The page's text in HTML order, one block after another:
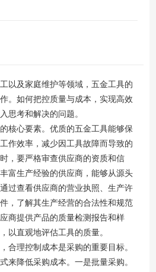
以及家庭维护等领域，五金工具的
。如何把控质量与成本，实现高效
思考和解决的问题。
核心要素。优质的五金工具能够保
作效率，减少因工具故障而导致的
，要严格审查供应商的资质和信
富生产经验的供应商，能够从源头
过查看供应商的营业执照、生产许
，了解其生产经营的合法性和规范
商提供产品的质量检测报告和样
以直观地评估工具的质量。
合理控制成本是采购的重要目标。
来降低采购成本。一是批量采购。